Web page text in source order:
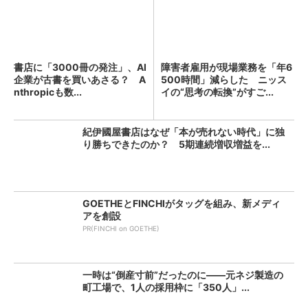
書店に「3000冊の発注」、AI
企業が古書を買いあさる？ A
nthropicも数...
障害者雇用が現場業務を「年6
500時間」減らした ニッス
イの“思考の転換”がすご...
紀伊國屋書店はなぜ「本が売れない時代」に独
り勝ちできたのか？ 5期連続増収増益を...
GOETHEとFINCHIがタッグを組み、新メディ
アを創設
PR(FINCHI on GOETHE)
一時は“倒産寸前”だったのに――元ネジ製造の
町工場で、1人の採用枠に「350人」...